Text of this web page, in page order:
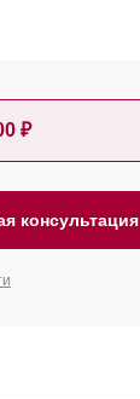
₽
консультация